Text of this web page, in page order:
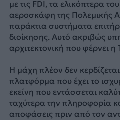
με τις FDI, τα ελικόπτερα
αεροσκάφη της Πολεμικής
παράκτια συστήματα
διοίκησης. Αυτό ακριβώς
αρχιτεκτονική που φέρνει η
Η μάχη πλέον δεν
πλατφόρμα που έχει το
εκείνη που εντάσσεται
ταχύτερα την πληροφορία
αποφάσεις πριν από τον